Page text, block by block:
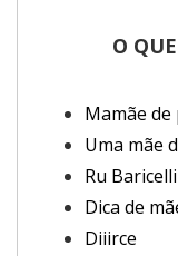
O
Mamãe
Uma mãe
Ru Baricelli
Dica de
Diiirce